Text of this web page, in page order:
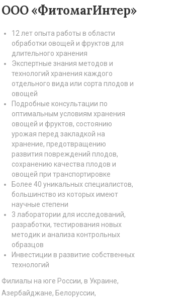
ООО «ФитомагИнтер»
12 лет опыта работы в области
обработки овощей и фруктов для
длительного хранения
Экспертные знания методов и
технологий хранения каждого
отдельного вида или сорта плодов и
овощей
Подробные консультации по
оптимальным условиям хранения
овощей и фруктов, состоянию
урожая перед закладкой на
хранение, предотвращению
развития повреждений плодов,
сохранению качества плодов и
овощей при транспортировке
Более 40 уникальных специалистов,
большинство из которых имеют
научные степени
3 лаборатории для исследований,
разработки, тестирования новых
методик и анализа контрольных
образцов
Инвестиции в развитие собственных
технологий
Филиалы на юге России, в Украине,
Азербайджане, Белоруссии,